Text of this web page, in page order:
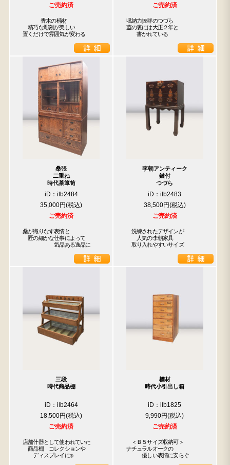
ご売約済
精巧な彫刻が美しい
置くだけで雰囲気が変わる
ご売約済
収納力抜群のつづら
蓋の裏には大正２年と
書かれている
桑張
二重ね
時代茶箪笥
iD：ilb2484
35,000円
ご売約済
桑が織りなす表情と
匠の細かな仕事によって
気品ある逸品に
李朝アンティーク
鍵付
つづら
iD：ilb2483
38,500円
ご売約済
洗練されたデザインが
人気の李朝家具
取り入れやすいサイズ
三段
時代商品棚
iD：ilb2464
18,500円
ご売約済
店舗什器として使われていた
商品棚　コレクションや
ディスプレイに◎
楢材
時代小引出し箱
iD：ilb1825
9,990円
ご売約済
＜Ｂ５サイズ収納可＞
ナチュラルオークの
優しい表情に安らぐ